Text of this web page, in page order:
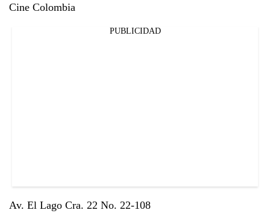
Cine Colombia
PUBLICIDAD
Av. El Lago Cra. 22 No. 22-108